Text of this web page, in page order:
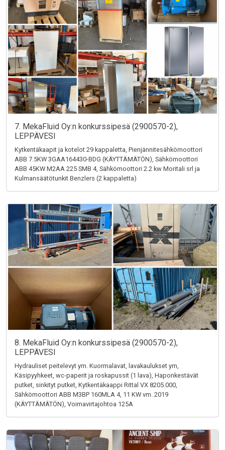
7. MekaFluid Oy:n konkurssipesä (2900570-2),
LEPPÄVESI
Kytkentäkaapit ja kotelot 29 kappaletta, Pienjännitesähkömoottori
ABB 7.5KW 3GAA164430-BDG (KÄYTTÄMÄTÖN), Sähkömoottori
ABB 45KW M2AA 225 SMB 4, Sähkömoottori 2.2 kw Moritali srl ja
Kulmansäätötunkit Benzlers (2 kappaletta)
8. MekaFluid Oy:n konkurssipesä (2900570-2),
LEPPÄVESI
Hydrauliset peitelevyt ym. Kuormalavat, lavakaulukset ym,
Käsipyyhkeet, wc-paperit ja roskapussit (1 lava), Haponkestävät
putket, sinkityt putket, Kytkentäkaappi Rittal VX 8205.000,
Sähkömoottori ABB M3BP 160MLA 4, 11 KW vm. 2019
(KÄYTTÄMÄTÖN), Voimavirtajohtoa 125A